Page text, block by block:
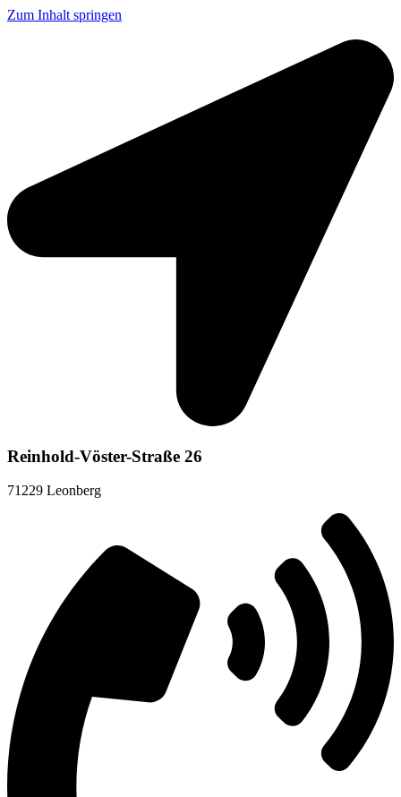
Zum Inhalt springen
Reinhold-Vöster-Straße 26
71229 Leonberg